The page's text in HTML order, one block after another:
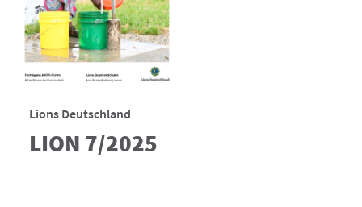
Lions Deutschland
LION 7/2025